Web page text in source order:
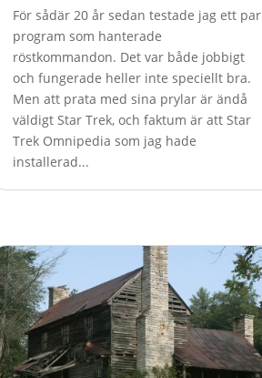
För sådär 20 år sedan testade jag ett par
program som hanterade
röstkommandon. Det var både jobbigt
och fungerade heller inte speciellt bra.
Men att prata med sina prylar är ändå
väldigt Star Trek, och faktum är att Star
Trek Omnipedia som jag hade
installerad...